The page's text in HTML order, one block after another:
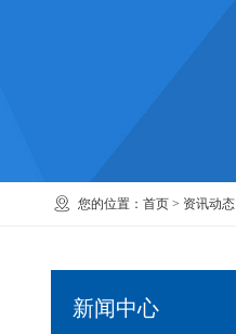
您的位置： 首页 > 资讯动态
新闻中心